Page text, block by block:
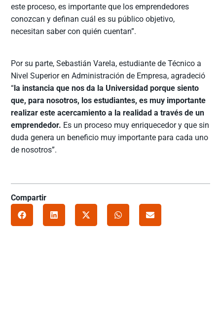
este proceso, es importante que los emprendedores
conozcan y definan cuál es su público objetivo,
necesitan saber con quién cuentan”.
Por su parte, Sebastián Varela, estudiante de Técnico a
Nivel Superior en Administración de Empresa, agradeció
“la instancia que nos da la Universidad porque siento
que, para nosotros, los estudiantes, es muy importante
realizar este acercamiento a la realidad a través de un
emprendedor. Es un proceso muy enriquecedor y que sin
duda genera un beneficio muy importante para cada uno
de nosotros”.
Compartir